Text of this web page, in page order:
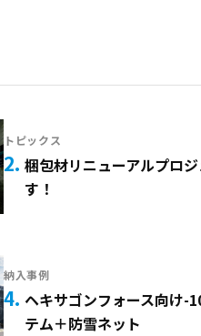
トピックス
2 梱包材リニューアルプロ
す！
納入事例
4 ヘキサゴンフォース向け-
テム＋防雪ネット